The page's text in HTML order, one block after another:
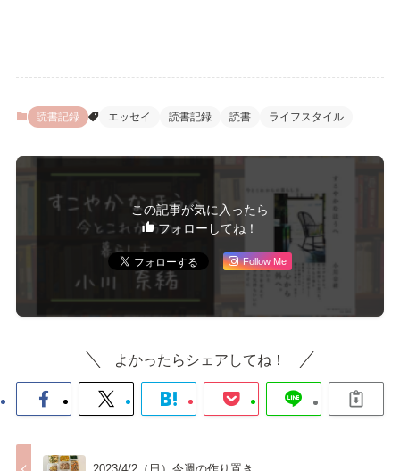
読書記録 エッセイ 読書記録 読書 ライフスタイル
この記事が気に入ったら
フォローしてね！
Follow Me
よかったらシェアしてね！